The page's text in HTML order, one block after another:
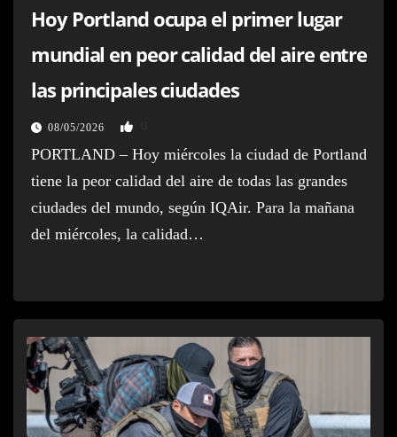
Hoy Portland ocupa el primer lugar
mundial en peor calidad del aire entre
las principales ciudades
08/05/2026
PORTLAND – Hoy miércoles la ciudad de Portland
tiene la peor calidad del aire de todas las grandes
ciudades del mundo, según IQAir. Para la mañana
del miércoles, la calidad…